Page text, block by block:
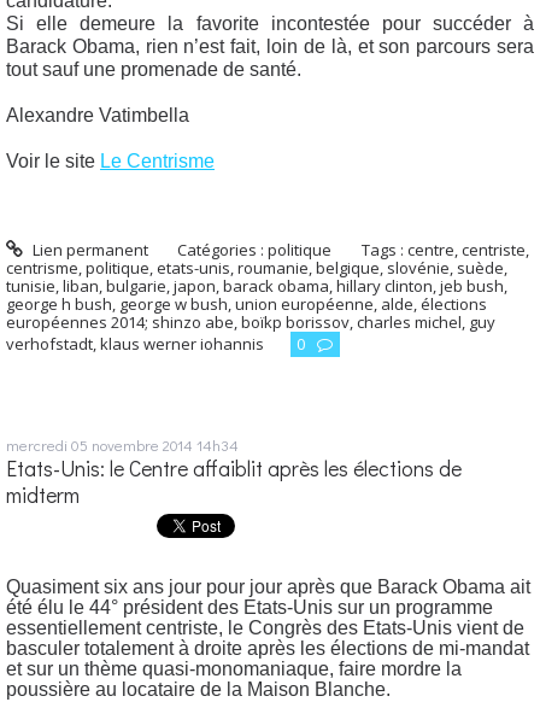
Si elle demeure la favorite incontestée pour succéder à
Barack Obama, rien n’est fait, loin de là, et son parcours sera
tout sauf une promenade de santé.
Alexandre Vatimbella
Voir le site Le Centrisme
Lien permanent Catégories :politique Tags :centre,centriste,
centrisme,politique,etats-unis,roumanie,belgique, slovénie, suède,
tunisie,liban,bulgarie,japon,barack obama,hillary clinton,jeb bush,
george h bush, george w bush,union européenne, alde,élections
européennes 2014; shinzo abe,boïkp borissov,charles michel, guy
verhofstadt,klaus werner iohannis 0
mercredi 05 novembre 2014 14h34
Etats-Unis: le Centre affaiblit après les élections de
midterm
Quasiment six ans jour pour jour après que Barack Obama ait
été élu le 44° président des Etats-Unis sur un programme
essentiellement centriste, le Congrès des Etats-Unis vient de
basculer totalement à droite après les élections de mi-mandat
et sur un thème quasi-monomaniaque, faire mordre la
poussière au locataire de la Maison Blanche.